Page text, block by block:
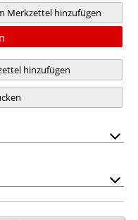
Merkzettel hinzufügen
hinzufügen